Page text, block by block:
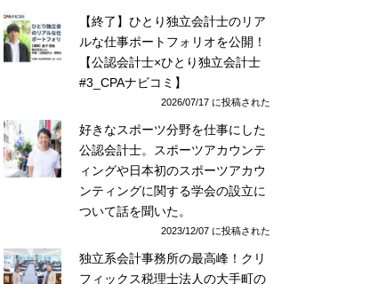
【終了】ひとり独立会計士のリア
ルな仕事ポートフォリオを公開！
【公認会計士×ひとり独立会計士
#3_CPAナビコミ】
2026/07/17 に投稿された
好きなスポーツ分野を仕事にした
公認会計士。スポーツアカウンテ
ィングや日本初のスポーツアカウ
ンティングに関する学会の設立に
ついて話を聞いた。
2023/12/07 に投稿された
独立系会計事務所の最高峰！クリ
フィックス税理士法人の大手町の